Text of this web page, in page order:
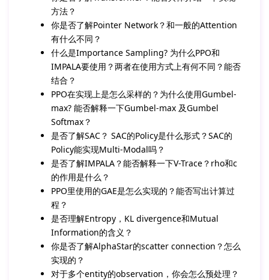
方法？
你是否了解Pointer Network？和一般的Attention
有什么不同？
什么是Importance Sampling? 为什么PPO和
IMPALA要使用？两者在使用方式上有何不同？能否
结合？
PPO在实现上是怎么采样的？为什么使用Gumbel-
max? 能否解释一下Gumbel-max 及Gumbel
Softmax？
是否了解SAC？ SAC的Policy是什么形式？SAC的
Policy能实现Multi-Modal吗？
是否了解IMPALA？能否解释一下V-Trace？rho和c
的作用是什么？
PPO里使用的GAE是怎么实现的？能否写出计算过
程？
是否理解Entropy，KL divergence和Mutual
Information的含义？
你是否了解AlphaStar的scatter connection？怎么
实现的？
对于多个entity的observation，你会怎么预处理？